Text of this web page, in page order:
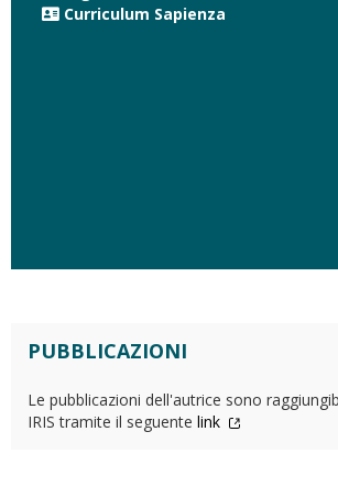
Curriculum Sapienza
PUBBLICAZIONI
Le pubblicazioni dell'autrice sono
IRIS tramite il seguente link